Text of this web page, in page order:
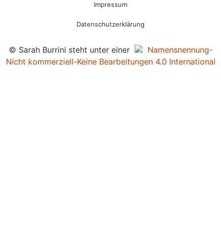
Impressum
Datenschutzerklärung
© Sarah Burrini steht unter einer
Namensnennung-
Nicht kommerziell-Keine Bearbeitungen 4.0 International